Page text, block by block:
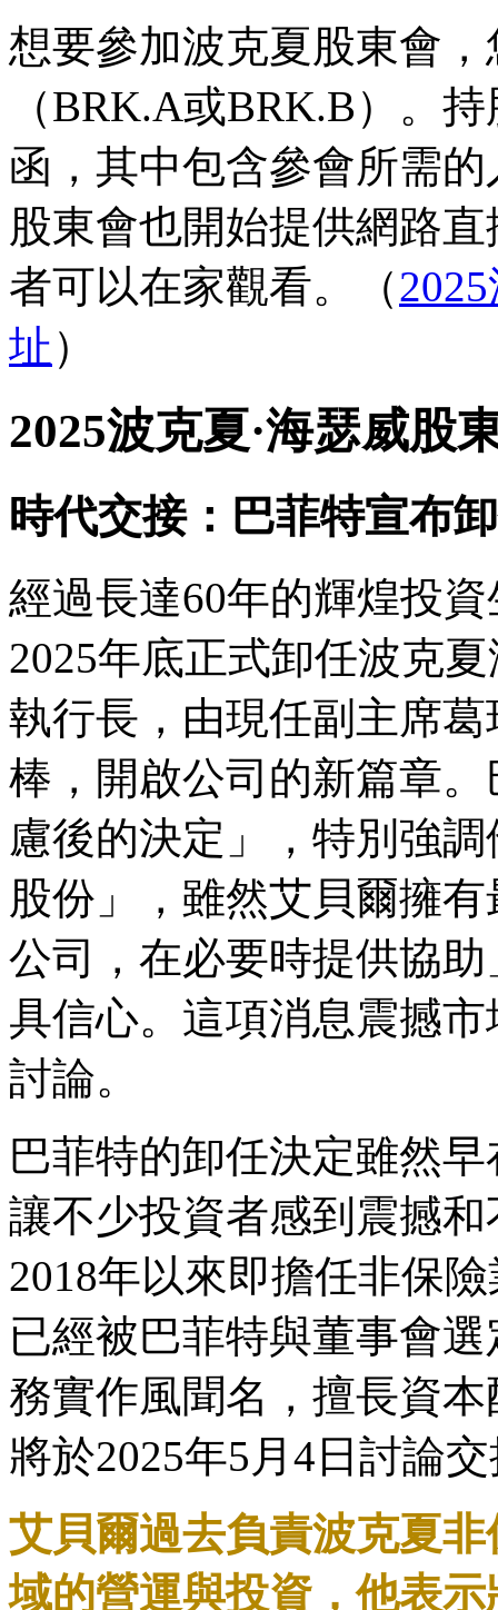
想要參加波克夏股東會
（BRK.A或BRK.B）。
函，其中包含參會所需
股東會也開始提供網路
者可以在家觀看。（
址）
2025波克夏·海瑟威股
時代交接：巴菲特宣布
經過長達60年的輝煌投
2025年底正式卸任波克
執行長，由現任副主席葛
棒，開啟公司的新篇章
慮後的決定」，特別強
股份」，雖然艾貝爾擁
公司，在必要時提供協
具信心。這項消息震撼
討論。
巴菲特的卸任決定雖然
讓不少投資者感到震撼
2018年以來即擔任非保
已經被巴菲特與董事會
務實作風聞名，擅長資
將於2025年5月4日討論
艾貝爾過去負責波克夏
域的營運與投資，他表